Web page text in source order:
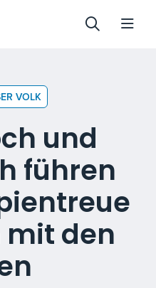
VOLK
und
führen
mit den